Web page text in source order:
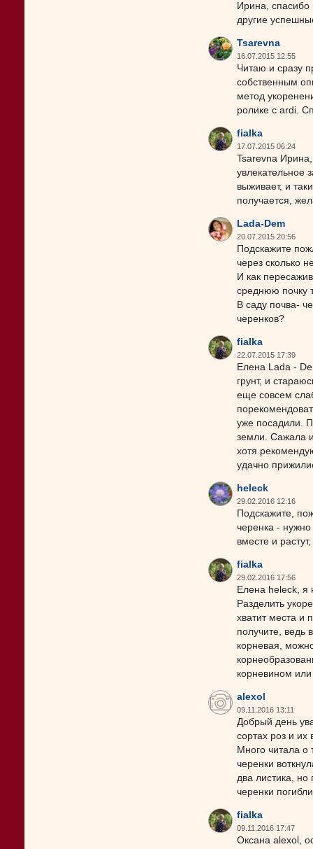
Ирина, спасибо
другие
Tsarevna
16.07.2015 12:55
Читаю и сразу
собственным
метод
ролике с ardi.
fialka
17.07.2015 06:24
Tsarevna
увлекательное
выживает, и
получается,
Lada-Dem
20.07.2015 20:56
Подскажите
через сколько
И как
среднюю почку
В саду почва-
черенков?
fialka
22.07.2015 17:39
Елена Lada -
грунт, и
еще совсем
уже посадили.
земли. Сажала
хотя
удачно
heleck
29.02.2016 12:16
Подскажите,
черенка - нужно
вместе и
fialka
29.02.2016 17:56
Елена heleck, я
Разделить
хватит места и
получите, ведь
корневая,
корневином
alexol
09.11.2016 13:11
Добрый день
сортах роз и
Много читала о
черенки
два листика,
черенки
fialka
09.11.2016 17:47
Оксана alexol,